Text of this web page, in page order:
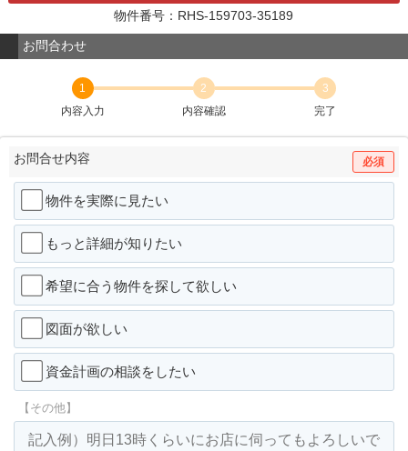
物件番号：RHS-159703-35189
お問合わせ
1
内容入力
2
内容確認
3
完了
お問合せ内容 必須
物件を実際に見たい
もっと詳細が知りたい
希望に合う物件を探して欲しい
図面が欲しい
資金計画の相談をしたい
【その他】